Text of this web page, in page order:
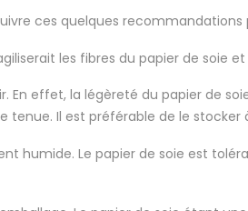
ces quelques recommandations
les fibres du papier de soie
effet, la légèreté du papier de
tenue. Il est préférable de le
humide. Le papier de soie est